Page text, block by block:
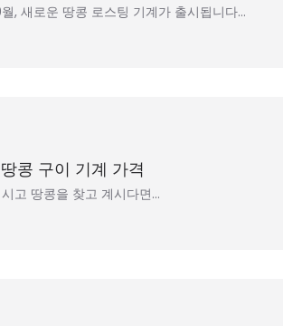
월, 새로운 땅콩 로스팅 기계가 출시됩니다…
콩 구이 기계 가격
고 땅콩을 찾고 계시다면…